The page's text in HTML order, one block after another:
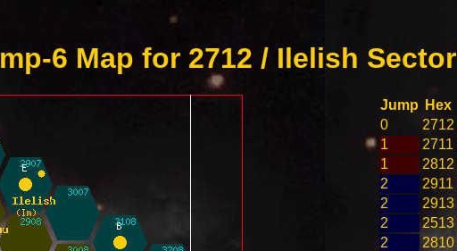
6 Map for 2712 / Ilelish Sector
Jump Hex
0
2712
1
2711
1
2812
2
2911
2
2913
2
2513
2
2810